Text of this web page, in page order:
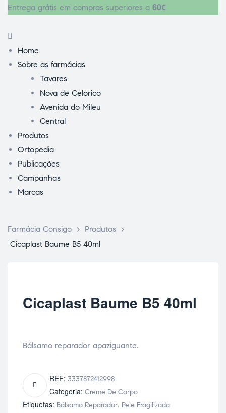
Entrega grátis em compras superiores a 60€
Home
Sobre as farmácias
Tavares
Nova de Celorico
Avenida do Mileu
Central
Produtos
Ortopedia
Publicações
Campanhas
Marcas
Farmácia Consigo > Produtos
>
Cicaplast Baume B5 40ml
Cicaplast Baume B5 40ml
Bálsamo reparador apaziguante.
REF: 3337872412998
Categoria: Creme De Corpo
Etiquetas: Bálsamo Reparador, Pele Fragilizada